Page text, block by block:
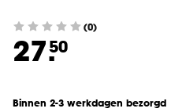
(0)
27.50
Binnen 2-3 werkdagen bezorgd